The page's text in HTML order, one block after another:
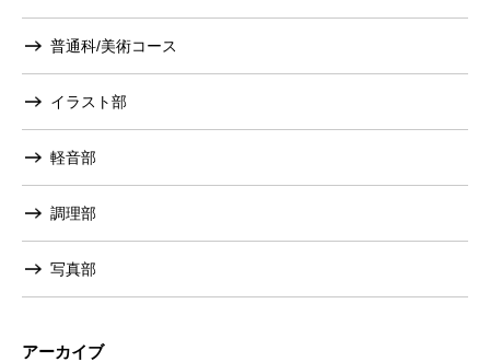
普通科/美術コース
イラスト部
軽音部
調理部
写真部
アーカイブ